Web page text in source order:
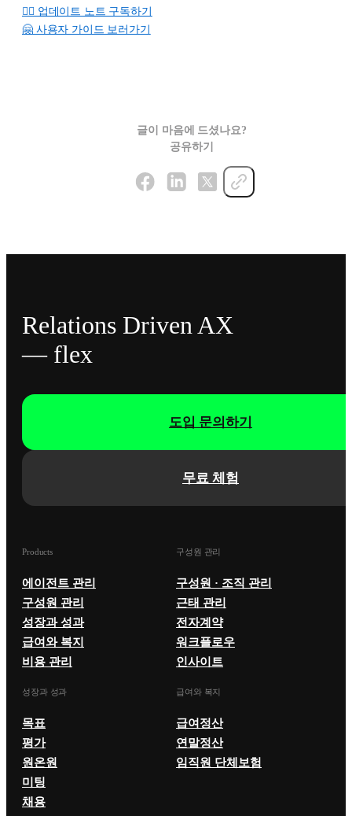
👉🏻 업데이트 노트 구독하기
🤗 사용자 가이드 보러가기
글이 마음에 드셨나요?
공유하기
Relations Driven AX
— flex
무료 체험
도입 문의하기
Products
에이전트 관리
구성원 관리
성장과 성과
급여와 복지
비용 관리
구성원 관리
구성원 · 조직 관리
근태 관리
전자계약
워크플로우
인사이트
성장과 성과
목표
평가
원온원
미팅
채용
급여와 복지
급여정산
연말정산
임직원 단체보험